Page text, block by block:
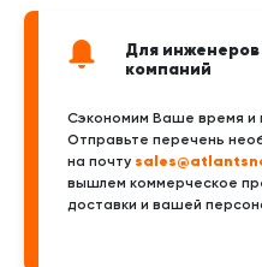
Для
компаний
Сэкономим Ваше время и
Отправьте перечень
на почту
вышлем коммерческое
доставки и вашей